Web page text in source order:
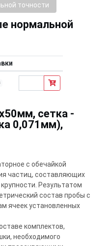
точности
сетка -
0,071мм),
с обечайкой
частиц, составляющих
Результатом
состав пробы с
ячеек установленных
комплектов,
необходимого